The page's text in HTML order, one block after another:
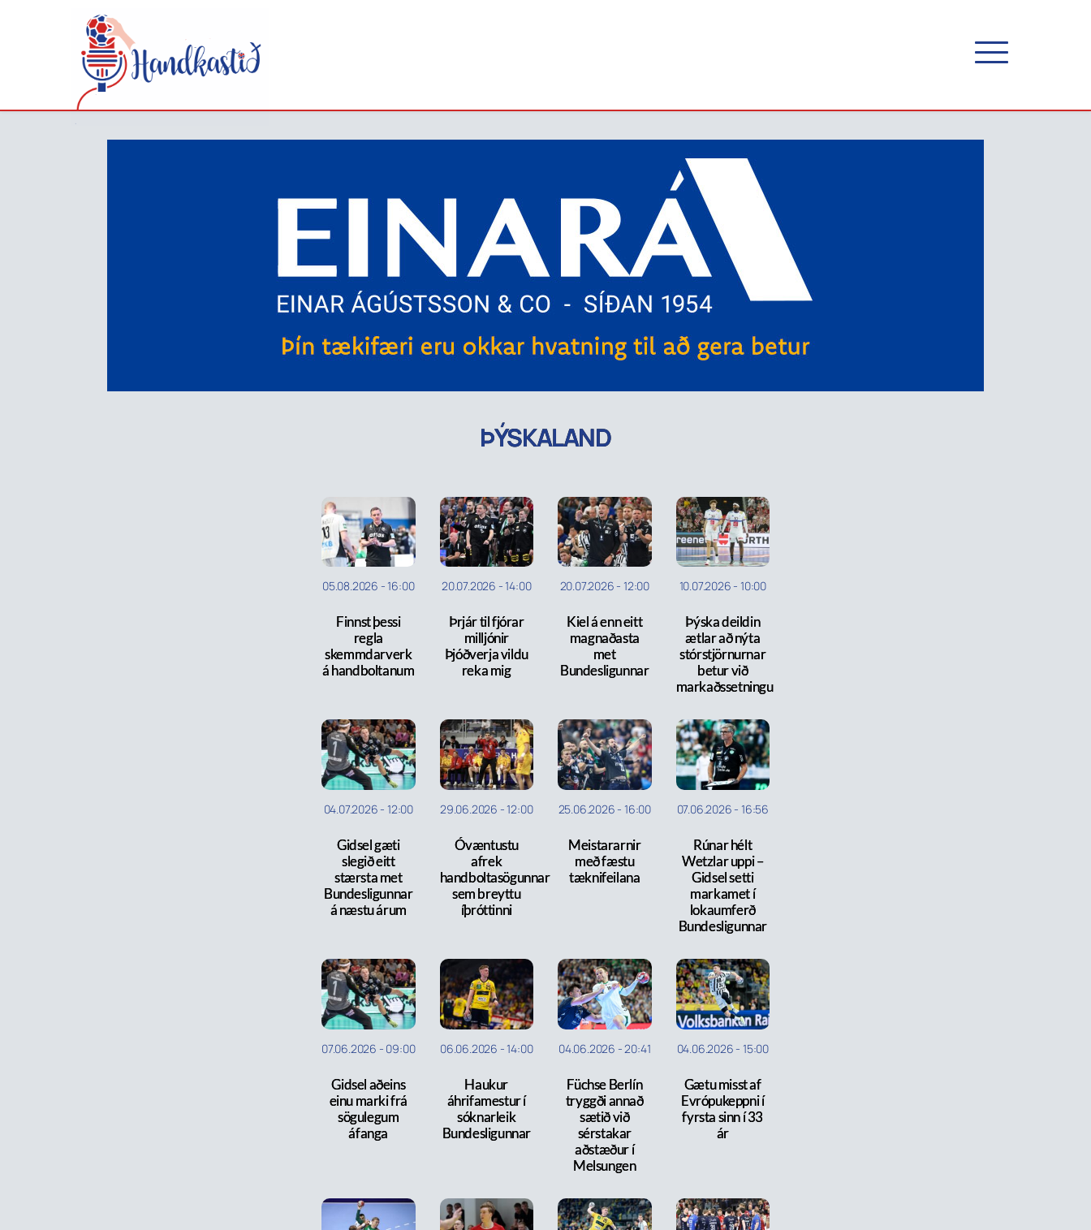
ÞÝSKALAND
05.08.2026 -16:00
Finnst þessi
regla
skemmdarverk
á handboltanum
20.07.2026 -14:00
Þrjár til fjórar
milljónir
Þjóðverja vildu
reka mig
20.07.2026 - 12:00
Kiel á enn eitt
magnaðasta
met
Bundesligunnar
10.07.2026 - 10:00
Þýska deildin
ætlar að nýta
stórstjörnurnar
betur við
markaðssetningu
04.07.2026 - 12:00
Gidsel gæti
slegið eitt
stærsta met
Bundesligunnar
á næstu árum
29.06.2026 -12:00
Óvæntustu
afrek
handboltasögunnar
sem breyttu
íþróttinni
25.06.2026 - 16:00
Meistararnir
með fæstu
tæknifeilana
07.06.2026 - 16:56
Rúnar hélt
Wetzlar uppi –
Gidsel setti
markamet í
lokaumferð
Bundesligunnar
07.06.2026 - 09:00
Gidsel aðeins
einu marki frá
sögulegum
áfanga
06.06.2026 -14:00
Haukur
áhrifamestur í
sóknarleik
Bundesligunnar
04.06.2026 -20:41
Füchse Berlín
tryggði annað
sætið við
sérstakar
aðstæður í
Melsungen
04.06.2026 - 15:00
Gætu misst af
Evrópukeppni í
fyrsta sinn í 33
ár